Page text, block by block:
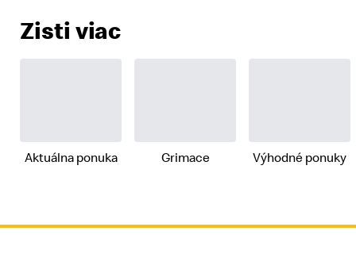
Zisti viac
Aktuálna ponuka Grimace Výhodné ponuky